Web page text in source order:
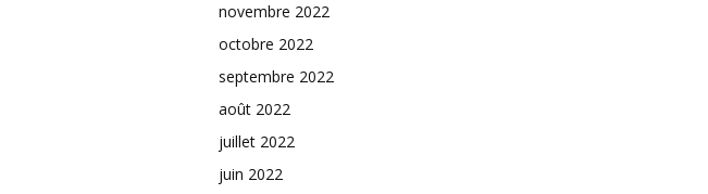
novembre 2022
octobre 2022
septembre 2022
août 2022
juillet 2022
juin 2022